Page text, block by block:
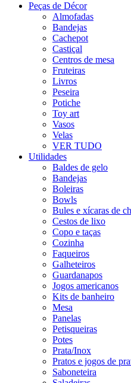
Peças de Décor
Almofadas
Bandejas
Cachepot
Castiçal
Centros de mesa
Fruteiras
Livros
Peseira
Potiche
Toy art
Vasos
Velas
VER TUDO
Utilidades
Baldes de gelo
Bandejas
Boleiras
Bowls
Bules e xícaras de
Cestos de lixo
Copo e taças
Cozinha
Faqueiros
Galheteiros
Guardanapos
Jogos americanos
Kits de banheiro
Mesa
Panelas
Petisqueiras
Potes
Prata/Inox
Pratos e jogos de
Saboneteira